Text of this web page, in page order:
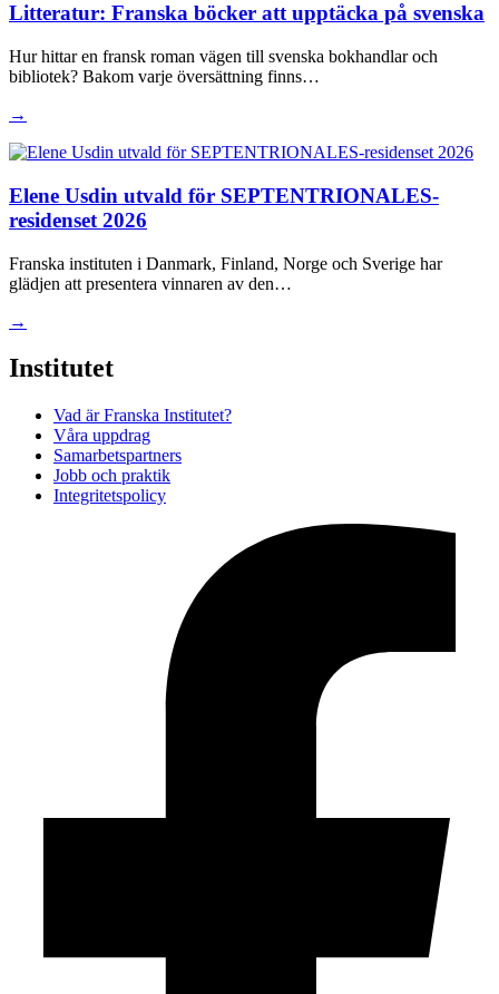
Litteratur: Franska böcker att upptäcka på svenska
Hur hittar en fransk roman vägen till svenska bokhandlar och
bibliotek? Bakom varje översättning finns…
→
Elene Usdin utvald för SEPTENTRIONALES-
residenset 2026
Franska instituten i Danmark, Finland, Norge och Sverige har
glädjen att presentera vinnaren av den…
→
Institutet
Vad är Franska Institutet?
Våra uppdrag
Samarbetspartners
Jobb och praktik
Integritetspolicy